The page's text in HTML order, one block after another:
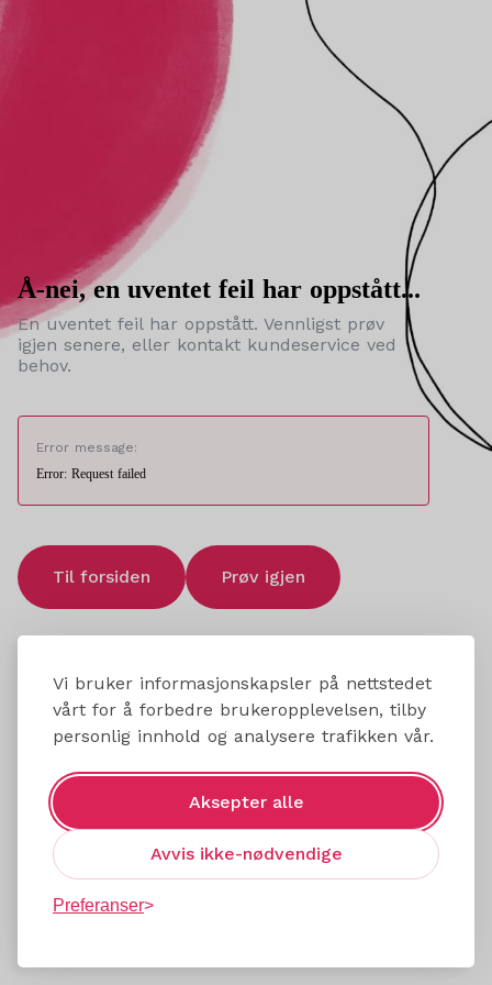
Vi bruker informasjonskapsler på nettstedet
vårt for å forbedre brukeropplevelsen, tilby
personlig innhold og analysere trafikken vår.
Aksepter alle
Avvis ikke-nødvendige
Preferanser
Å-nei, en uventet feil har oppstått...
En uventet feil har oppstått. Vennligst prøv
igjen senere, eller kontakt kundeservice ved
behov.
Error message:
Error: Request failed
Til forsiden Prøv igjen